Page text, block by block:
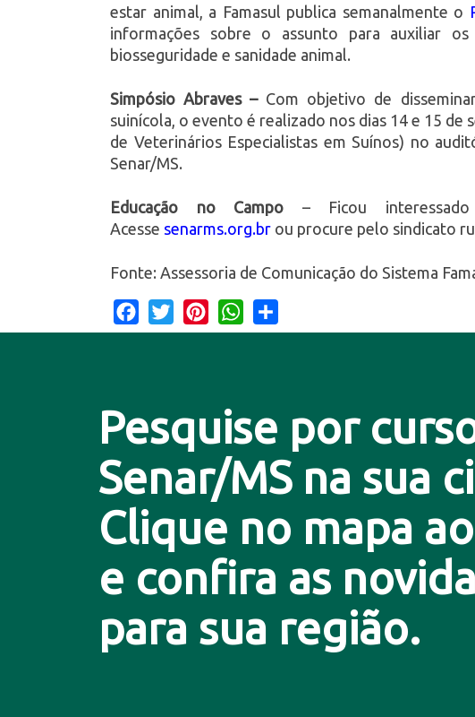
estar animal, a Famasul publica semanalmente o
informações sobre o assunto para auxiliar
biosseguridade e sanidade animal.
Simpósio Abraves – Com objetivo de
suinícola, o evento é realizado nos dias 14 e 15 de
de Veterinários Especialistas em Suínos) no
Senar/MS.
Educação no Campo – Ficou
Acesse senarms.org.br ou procure pelo sindicato
Fonte: Assessoria de Comunicação do Sistema
Facebook
Twitter PinterestWhatsApp
Pesquise por
Senar/MS na sua
Clique no mapa
e confira as
para sua região.